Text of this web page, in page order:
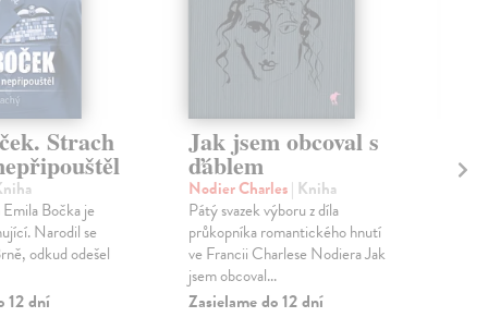
Strach
Bočka je
Narodil se
odkud odešel
12 dní
Jak jsem obcoval s
ďáblem
Nodier Charles| Kniha
Pátý svazek výboru z díla
průkopníka romantického hnutí
ve Francii Charlese Nodiera Jak
jsem obcoval...
Zasielame do 12 dní